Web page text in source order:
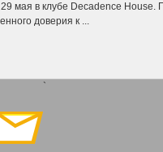
мая в клубе Decadence House.
доверия к ...
`